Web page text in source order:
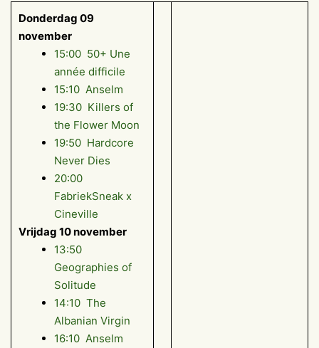
Donderdag 09
november
15:00 50+ Une
année difficile
15:10 Anselm
19:30 Killers of
the Flower Moon
19:50 Hardcore
Never Dies
20:00
FabriekSneak x
Cineville
Vrijdag 10 november
13:50
Geographies of
Solitude
14:10 The
Albanian Virgin
16:10 Anselm